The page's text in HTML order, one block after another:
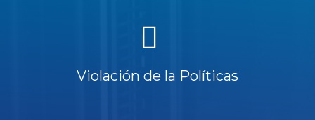
Violación de la Políticas